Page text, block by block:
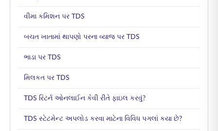
વીમા કમિશન પર TDS
બચત ખાતામાં થાપણો પરના વ્યાજ પર TDS
ભાડા પર TDS
મિલકત પર TDS
TDS રિટર્ન ઓનલાઈન કેવી રીતે ફાઇલ કરવું?
TDS સ્ટેટમેન્ટ અપલોડ કરવા માટેના વિવિધ પગલાં કયા છે?